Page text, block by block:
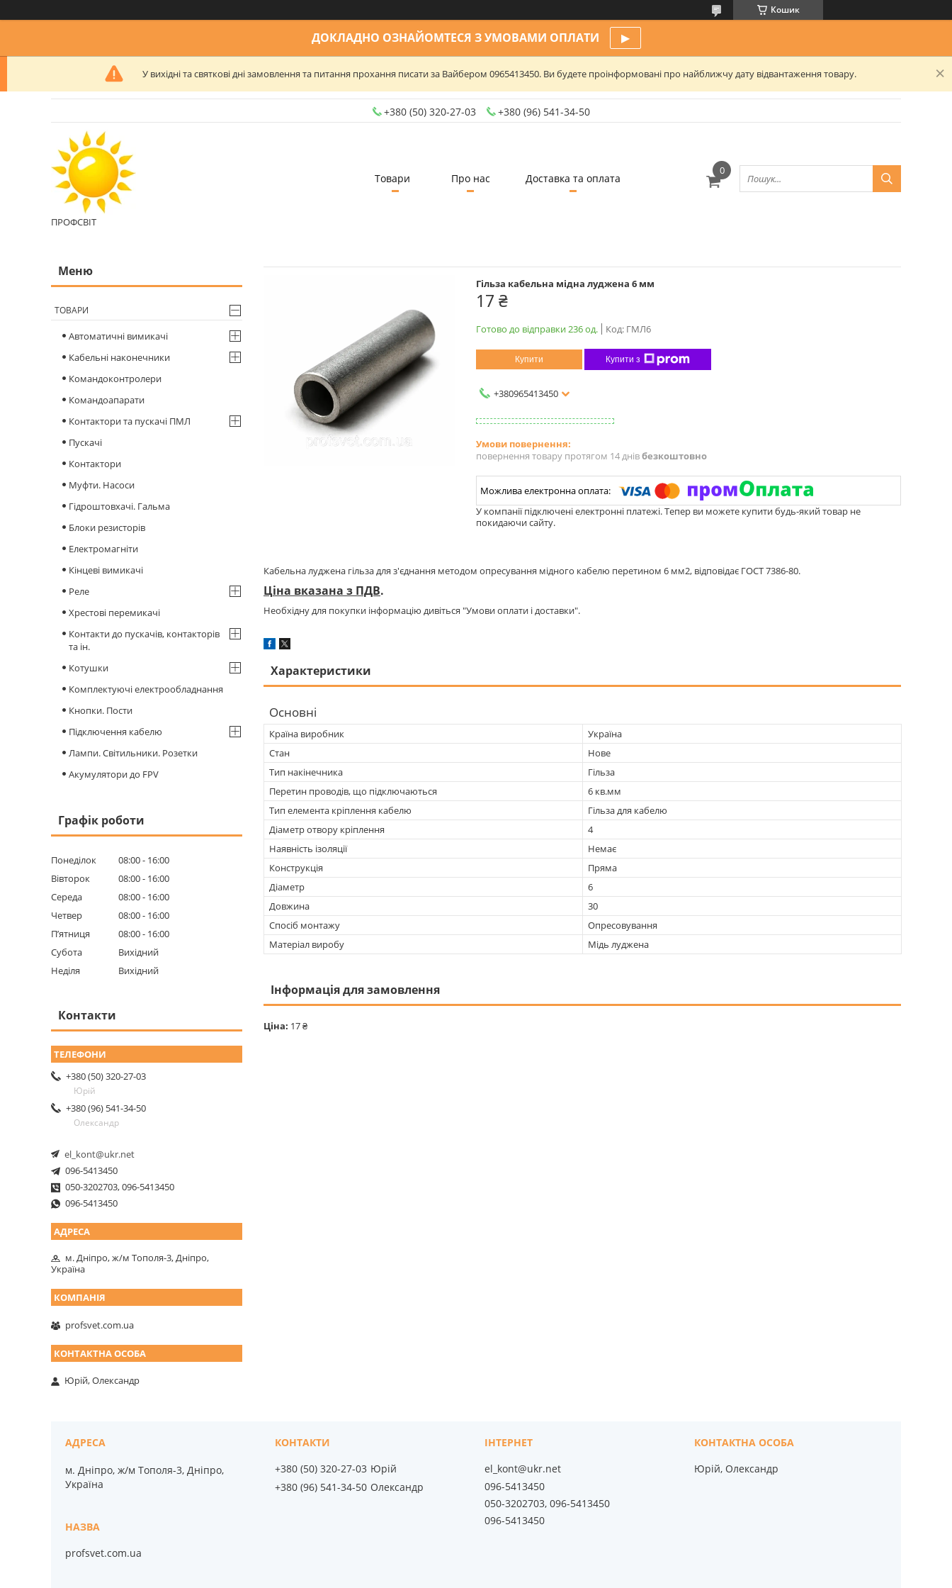
Кошик
ДОКЛАДНО ОЗНАЙОМТЕСЯ З УМОВАМИ ОПЛАТИ ▶
У вихідні та святкові дні замовлення та питання прохання писати за Вайбером 0965413450. Ви будете проінформовані про найближчу дату відвантаження товару.
+380 (50) 320-27-03 +380 (96) 541-34-50
ПРОФСВІТ
Товари Про нас Доставка та оплата
Гільза кабельна мідна луджена 6 мм
17 ₴
Готово до відправки 236 од. Код: ГМЛ6
Купити Купити з
+380965413450
повернення товару протягом 14 днівбезкоштовно
У компанії підключені електронні платежі. Тепер ви можете купити будь-який товар не
покидаючи сайту.
Кабельна луджена гільза для з'єднання методом опресування мідного кабелю перетином 6 мм2, відповідає ГОСТ 7386-80.
Ціна вказана з ПДВ.
Необхідну для покупки інформацію дивіться "Умови оплати і доставки".
Характеристики
Основні
Країна виробник
Україна
Стан
Нове
Тип накінечника
Гільза
Перетин проводів, що підключаються
6 кв.мм
Тип елемента кріплення кабелю
Гільза для кабелю
Діаметр отвору кріплення
4
Наявність ізоляції
Немає
Конструкція
Пряма
Діаметр
6
Довжина
30
Спосіб монтажу
Опресовування
Матеріал виробу
Мідь луджена
Інформація для замовлення
Ціна: 17 ₴
ТОВАРИ
Автоматичні вимикачі
Кабельні наконечники
Командоконтролери
Командоапарати
Контактори та пускачі ПМЛ
Пускачі
Контактори
Муфти. Насоси
Гідроштовхачі. Гальма
Блоки резисторів
Електромагніти
Кінцеві вимикачі
Реле
Хрестові перемикачі
Контакти до пускачів, контакторів
та ін.
Котушки
Комплектуючі електрообладнання
Кнопки. Пости
Підключення кабелю
Лампи. Світильники. Розетки
Акумулятори до FPV
Графік роботи
Понеділок 08:00
16:00
Вівторок
08:00
16:00
Середа
08:00
16:00
Четвер
08:00
16:00
Пʼятниця
08:00
16:00
Субота
Вихідний
Неділя
Вихідний
Контакти
+380 (50) 320-27-03
Юрій
+380 (96) 541-34-50
Олександр
el_kont@ukr.net
096-5413450
050-3202703, 096-5413450
096-5413450
м. Дніпро, ж/м Тополя-3, Дніпро,
Україна
profsvet.com.ua
Юрій, Олександр
м. Дніпро, ж/м Тополя-3, Дніпро,
Україна
profsvet.com.ua
+380 (50) 320-27-03 Юрій
+380 (96) 541-34-50 Олександр
el_kont@ukr.net
096-5413450
050-3202703, 096-5413450
096-5413450
Юрій, Олександр